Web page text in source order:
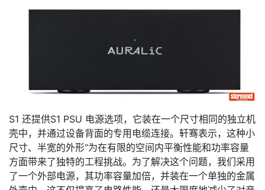
S1 还提供S1 PSU 电源选项，它装在一个尺寸相同的独立机
壳中，并通过设备背面的专用电缆连接。轩骞表示，这种小
尺寸、半宽的外形“为在有限的空间内平衡性能和功率容量
方面带来了独特的工程挑战。为了解决这个问题，我们采用
了一个外部电源，其功率容量加倍，并装在一个单独的金属